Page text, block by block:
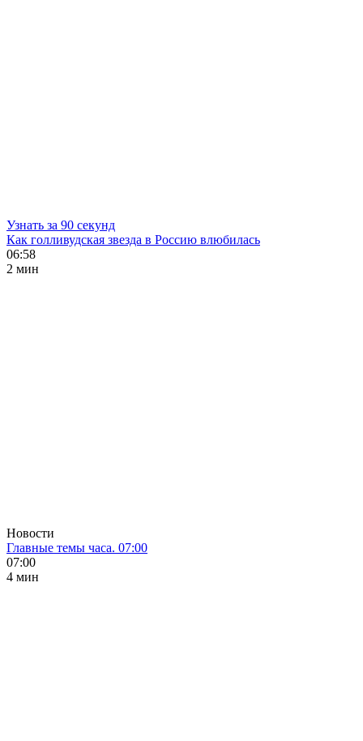
Узнать за 90 секунд
Как голливудская звезда в Россию влюбилась
06:58
2 мин
Новости
Главные темы часа. 07:00
07:00
4 мин